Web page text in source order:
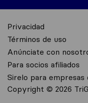
Privacidad
Términos de uso
Anúnciate con
Para socios afiliados
Sirelo para empresas
Copyright © 2026